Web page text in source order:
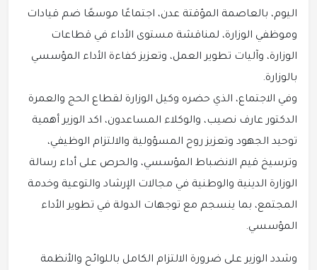
اليوم، بالعاصمة المؤقتة عدن، اجتماعًا موسعًا ضم قيادات
وموظفي الوزارة، لمناقشة مستوى الأداء في قطاعات
الوزارة، وآليات تطوير العمل، وتعزيز كفاءة الأداء المؤسسي
بالوزارة.
وفي الاجتماع، الذي حضره وكيل الوزارة لقطاع الحج والعمرة
الدكتور عارف نصيب، والوكلاء المساعدون، اكد الوزير أهمية
توحيد الجهود وتعزيز روح المسؤولية والالتزام الوظيفي،
وترسيخ قيم الانضباط المؤسسي، والحرص على أداء رسالة
الوزارة الدينية والوطنية في مجالات الإرشاد والتوعية وخدمة
المجتمع، بما ينسجم مع توجهات الدولة في تطوير الأداء
المؤسسي.
وشدد الوزير على ضرورة الالتزام الكامل باللوائح والأنظمة